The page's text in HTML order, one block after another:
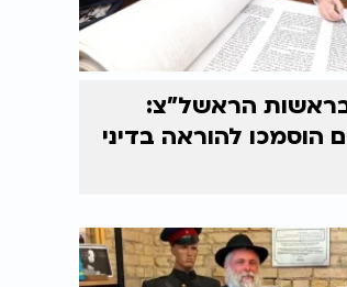
הראשל"צ:
הוסמכו להוראה בדיני